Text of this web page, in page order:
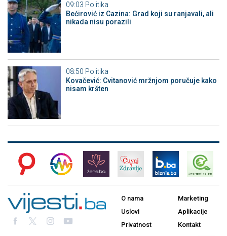
09:03 Politika
Bećirović iz Cazina: Grad koji su ranjavali, ali
nikada nisu porazili
08:50 Politika
Kovačević: Cvitanović mržnjom poručuje kako
nisam kršten
O nama
Uslovi
Privatnost
Marketing
Aplikacije
Kontakt